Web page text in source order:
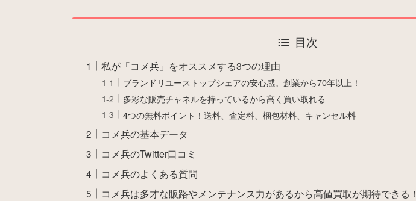
目次
私が「コメ兵」をオススメする3つの理由
ブランドリユーストップシェアの安心感。創業から70年以上！
多彩な販売チャネルを持っているから高く買い取れる
4つの無料ポイント！送料、査定料、梱包材料、キャンセル料
コメ兵の基本データ
コメ兵のTwitter口コミ
コメ兵のよくある質問
コメ兵は多才な販路やメンテナンス力があるから高値買取が期待できる！